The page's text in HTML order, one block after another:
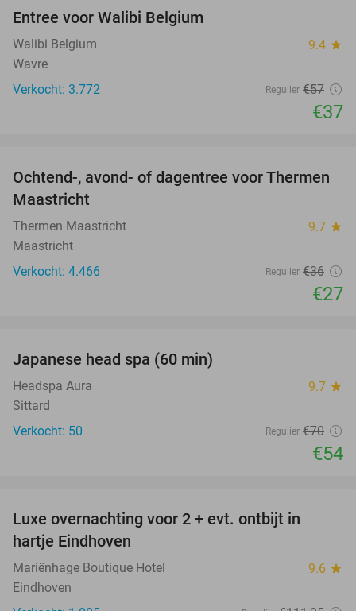
Entree voor Walibi Belgium
Walibi Belgium 9.4 star
Wavre
Verkocht: 3.772
Regulier €57
€37
25%
Ochtend-, avond- of dagentree voor Thermen
Maastricht
Thermen Maastricht 9.7 star
Maastricht
Verkocht: 4.466
Regulier €36
€27
Japanese head spa (60 min)
Headspa Aura 9.7 star
Sittard
Verkocht: 50
Regulier €70
€54
Luxe overnachting voor 2 + evt. ontbijt in
hartje Eindhoven
Mariënhage Boutique Hotel 9.6 star
Eindhoven